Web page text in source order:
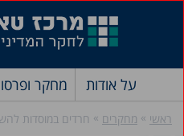
על אודות מחקר
ראשי » מחקרים » חרדים במוסדות